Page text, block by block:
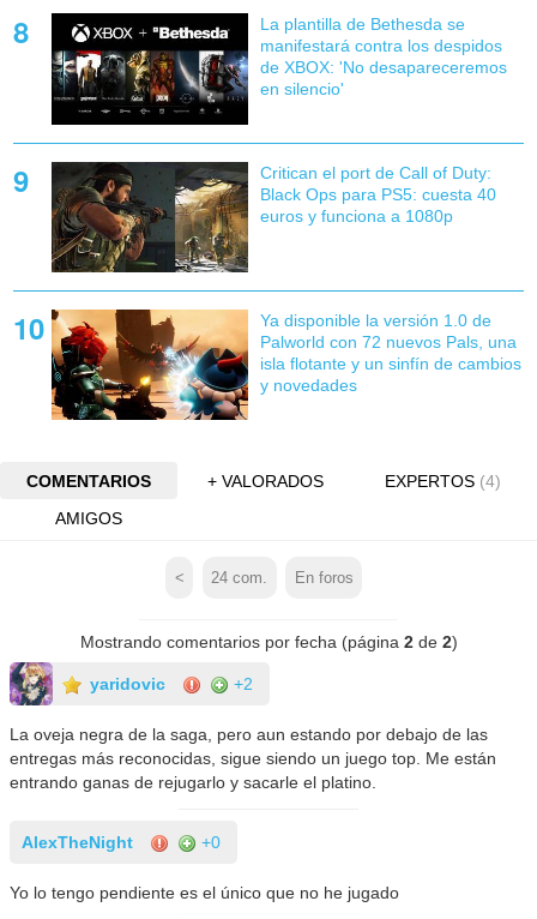
La plantilla de Bethesda se
manifestará contra los despidos
de XBOX: 'No desapareceremos
en silencio'
Critican el port de Call of Duty:
Black Ops para PS5: cuesta 40
euros y funciona a 1080p
Ya disponible la versión 1.0 de
Palworld con 72 nuevos Pals, una
isla flotante y un sinfín de cambios
y novedades
COMENTARIOS + VALORADOS EXPERTOS (4)
AMIGOS
< 24 com. En foros
Mostrando comentarios por fecha (página 2de 2)
yaridovic +2
La oveja negra de la saga, pero aun estando por debajo de las
entregas más reconocidas, sigue siendo un juego top. Me están
entrando ganas de rejugarlo y sacarle el platino.
AlexTheNight +0
Yo lo tengo pendiente es el único que no he jugado